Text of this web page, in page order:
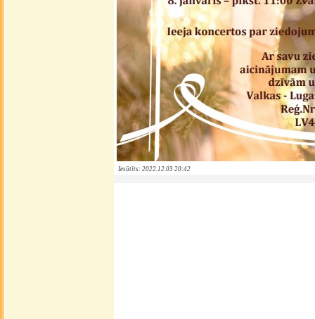
Iesūtīts: 2022.12.03 20:42